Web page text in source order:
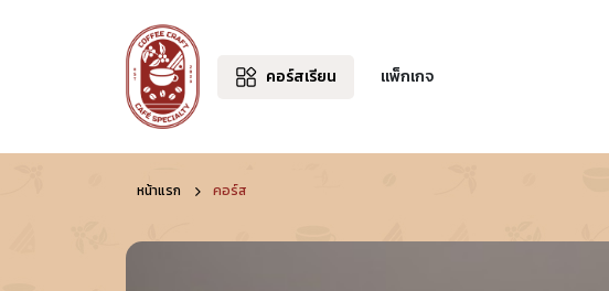
คอร์สเรียน แพ็กเกจ
หน้าแรก คอร์ส